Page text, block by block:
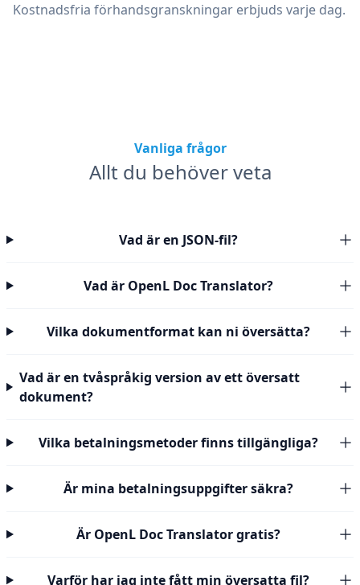
Kostnadsfria förhandsgranskningar erbjuds varje dag.
Vanliga frågor
Allt du behöver veta
Vad är en JSON-fil?
Vad är OpenL Doc Translator?
Vilka dokumentformat kan ni översätta?
Vad är en tvåspråkig version av ett översatt
dokument?
Vilka betalningsmetoder finns tillgängliga?
Är mina betalningsuppgifter säkra?
Är OpenL Doc Translator gratis?
Varför har jag inte fått min översatta fil?